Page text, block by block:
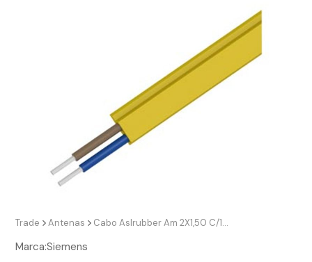
Trade Antenas Cabo AsIrubber Am 2X1,50 C/100M Qmm Siemens 3RX90100AA00
Marca:Siemens